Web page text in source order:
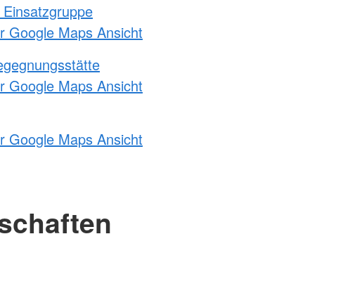
Google Maps Ansicht
Google Maps Ansicht
Google Maps Ansicht